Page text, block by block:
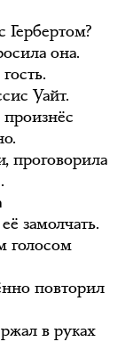
Гербертом?
она.
Уайт.
проговорила
замолчать.
голосом
повторил
в руках